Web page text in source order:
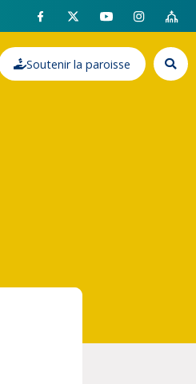
Soutenir la paroisse